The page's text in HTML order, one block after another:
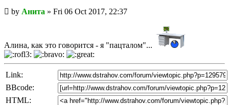
Unread
post
by Анита » Fri 06 Oct 2017, 22:37
Алина, как это говорится - я "пацталом"...
Link:
BBcode:
HTML: